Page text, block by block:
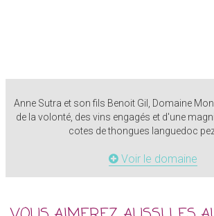
Anne Sutra et son fils Benoit Gil, Domaine
de la volonté, des vins engagés et d'une
cotes de thongues languedoc
Voir le domaine